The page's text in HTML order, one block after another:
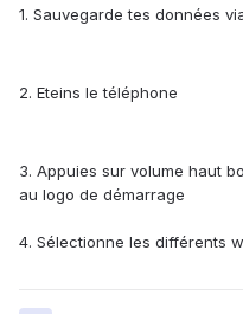
1. Sauvegarde tes données
2. Eteins le téléphone
3. Appuies sur volume haut
au logo de démarrage
4. Sélectionne les différents